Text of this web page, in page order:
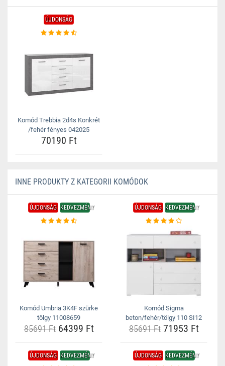
ÚJDONSÁG
Komód Trebbia 2d4s Konkrét
/fehér fényes 042025
70190 Ft
INNE PRODUKTY Z KATEGORII KOMÓDOK
ÚJDONSÁG KEDVEZMÉNY
Komód Umbria 3K4F szürke
tölgy 11008659
85691 Ft64399 Ft
ÚJDONSÁG KEDVEZMÉNY
Komód Sigma
beton/fehér/tölgy 110 SI12
85691 Ft71953 Ft
ÚJDONSÁG KEDVEZMÉNY ÚJDONSÁG KEDVEZMÉNY